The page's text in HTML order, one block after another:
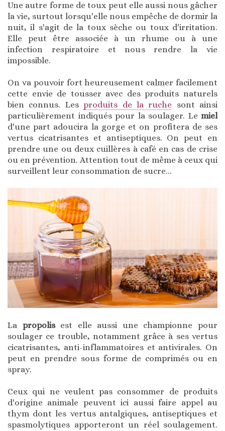
Une autre forme de toux peut elle aussi nous gâcher
la vie, surtout lorsqu'elle nous empêche de dormir la
nuit, il s'agit de la toux sèche ou toux d'irritation.
Elle peut être associée à un rhume ou à une
infection respiratoire et nous rendre la vie
impossible.
On va pouvoir fort heureusement calmer facilement
cette envie de tousser avec des produits naturels
bien connus. Lesproduits de la ruche sont ainsi
particulièrement indiqués pour la soulager. Le miel
d'une part adoucira la gorge et on profitera de ses
vertus cicatrisantes et antiseptiques. On peut en
prendre une ou deux cuillères à café en cas de crise
ou en prévention. Attention tout de même à ceux qui
surveillent leur consommation de sucre...
La propolis est elle aussi une championne pour
soulager ce trouble, notamment grâce à ses vertus
cicatrisantes, anti-inflammatoires et antivirales. On
peut en prendre sous forme de comprimés ou en
spray.
Ceux qui ne veulent pas consommer de produits
d'origine animale peuvent ici aussi faire appel au
thym dont les vertus antalgiques, antiseptiques et
spasmolytiques apporteront un réel soulagement.